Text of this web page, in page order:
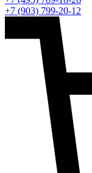
+7 (903) 799-20-12